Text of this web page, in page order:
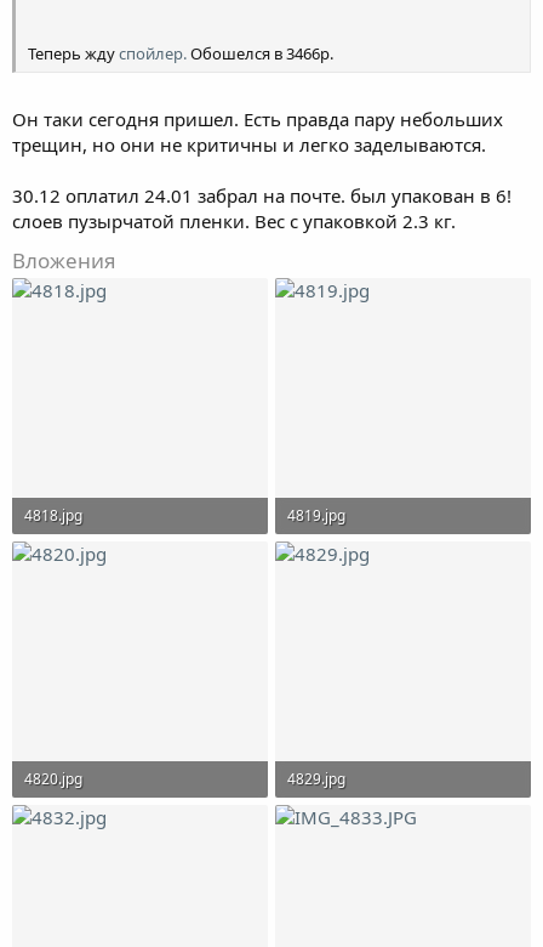
Теперь ждуспойлер.Обошелся в 3466р.
Он таки сегодня пришел. Есть правда пару небольших
трещин, но они не критичны и легко заделываются.
30.12 оплатил 24.01 забрал на почте. был упакован в 6!
слоев пузырчатой пленки. Вес с упаковкой 2.3 кг.
Вложения
4818.jpg
114.5 KB · Просмотры: 3,995
4819.jpg
96.7 KB · Просмотры: 4,016
4820.jpg
59.7 KB · Просмотры: 3,940
4829.jpg
92.5 KB · Просмотры: 4,009